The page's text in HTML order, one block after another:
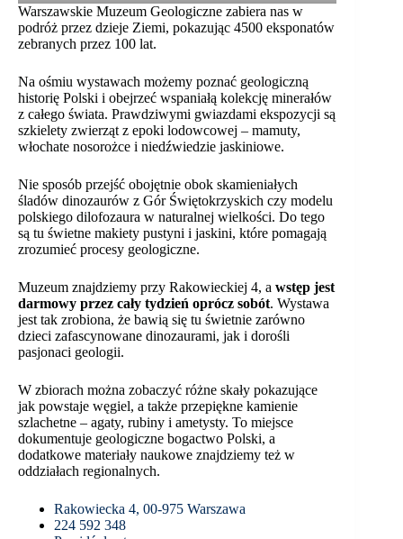
Warszawskie Muzeum Geologiczne zabiera nas w
podróż przez dzieje Ziemi, pokazując 4500 eksponatów
zebranych przez 100 lat.
Na ośmiu wystawach możemy poznać geologiczną
historię Polski i obejrzeć wspaniałą kolekcję minerałów
z całego świata. Prawdziwymi gwiazdami ekspozycji są
szkielety zwierząt z epoki lodowcowej – mamuty,
włochate nosorożce i niedźwiedzie jaskiniowe.
Nie sposób przejść obojętnie obok skamieniałych
śladów dinozaurów z Gór Świętokrzyskich czy modelu
polskiego dilofozaura w naturalnej wielkości. Do tego
są tu świetne makiety pustyni i jaskini, które pomagają
zrozumieć procesy geologiczne.
Muzeum znajdziemy przy Rakowieckiej 4, a wstęp jest
darmowy przez cały tydzień oprócz sobót. Wystawa
jest tak zrobiona, że bawią się tu świetnie zarówno
dzieci zafascynowane dinozaurami, jak i dorośli
pasjonaci geologii.
W zbiorach można zobaczyć różne skały pokazujące
jak powstaje węgiel, a także przepiękne kamienie
szlachetne – agaty, rubiny i ametysty. To miejsce
dokumentuje geologiczne bogactwo Polski, a
dodatkowe materiały naukowe znajdziemy też w
oddziałach regionalnych.
Rakowiecka 4, 00-975 Warszawa
224 592 348